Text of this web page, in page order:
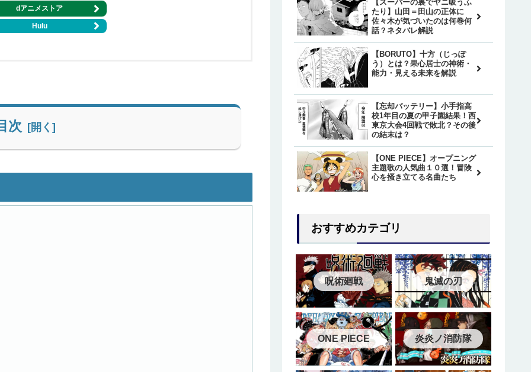
dアニメストア
Hulu
次
【スーパーの裏でヤニ吸うふ
たり】山田＝田山の正体に
佐々木が気づいたのは何巻何
話？ネタバレ解説
【BORUTO】十方（じっぽ
う）とは？果心居士の神術・
能力・見える未来を解説
【忘却バッテリー】小手指高
校1年目の夏の甲子園結果！西
東京大会4回戦で敗北？その後
の結末は？
【ONE PIECE】オープニング
主題歌の人気曲１０選！冒険
心を掻き立てる名曲たち
おすすめカテゴリ
呪術廻戦 鬼滅の刃
ONE PIECE 炎炎ノ消防隊